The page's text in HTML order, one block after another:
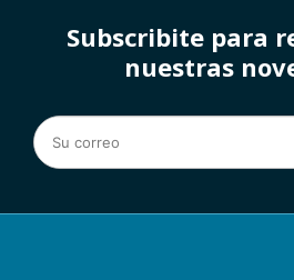
Subscribite para
nuestras